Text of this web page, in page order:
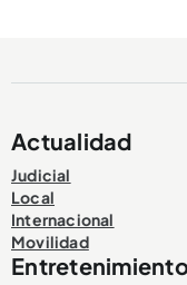
Actualidad
Judicial
Local
Internacional
Movilidad